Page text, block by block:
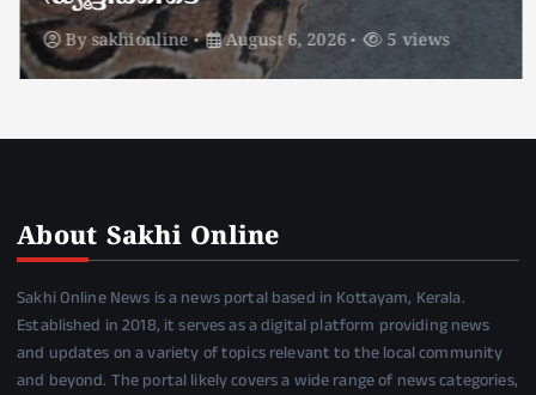
Bysakhionline August 6, 2026 5 views
About Sakhi Online
Sakhi Online News is a news portal based in Kottayam, Kerala.
Established in 2018, it serves as a digital platform providing news
and updates on a variety of topics relevant to the local community
and beyond. The portal likely covers a wide range of news categories,